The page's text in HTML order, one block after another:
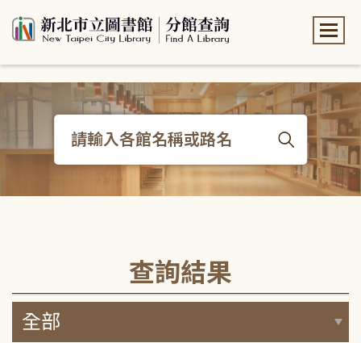
查詢結果